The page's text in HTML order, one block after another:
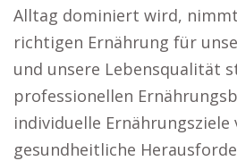
Alltag dominiert wird,
richtigen Ernährung für
und unsere Lebensqualität
professionellen
individuelle
gesundheitliche